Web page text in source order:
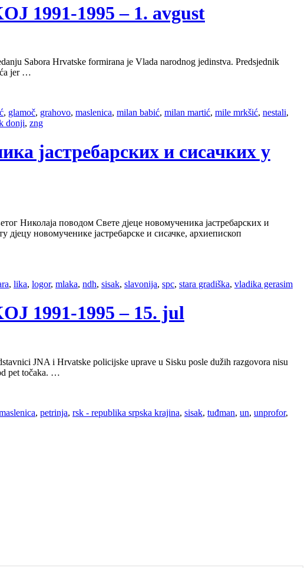
1991-1995 – 1. avgust
Sabora Hrvatske formirana je Vlada narodnog jedinstva. Predsjednik
jer …
, glamoč, grahovo, maslenica, milan babić, milan martić, mile mrkšić, nestali,
donji, zng
јастребарских и сисачких у
Николаја поводом Свете дјеце новомученика јастребарских и
новомученике јастребарске и сисачке, архиепископ
, lika, logor, mlaka, ndh, sisak, slavonija, spc, stara gradiška, vladika gerasim
1991-1995 – 15. jul
JNA i Hrvatske policijske uprave u Sisku posle dužih razgovora nisu
pet točaka. …
, petrinja, rsk - republika srpska krajina, sisak, tuđman, un, unprofor,